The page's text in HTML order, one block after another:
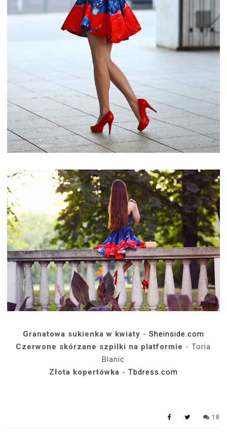
Granatowa sukienka w kwiaty - Sheinside.com
Czerwone skórzane szpilki na platformie - Toria
Blanic
Złota kopertówka - Tbdress.com
18